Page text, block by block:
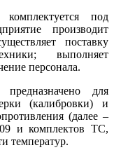
комплектуется под
производит
поставку
выполняет
персонала.
предназначено для
(калибровки) и
(далее –
и комплектов ТС,
температур.